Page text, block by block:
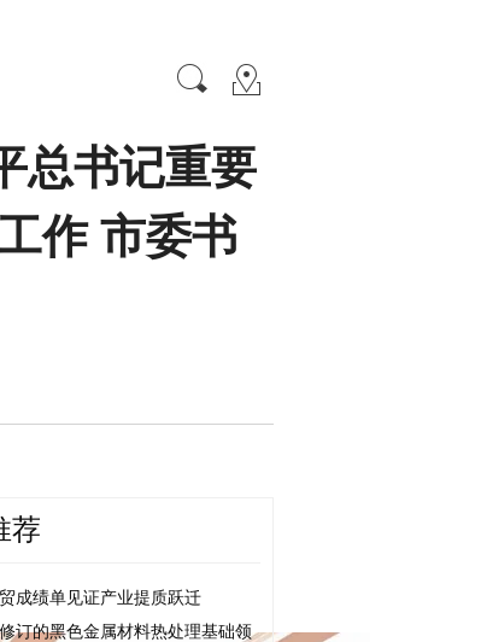
总书记重要
作 市委书
荐
成绩单见证产业提质跃迁
订的黑色金属材料热处理基础领